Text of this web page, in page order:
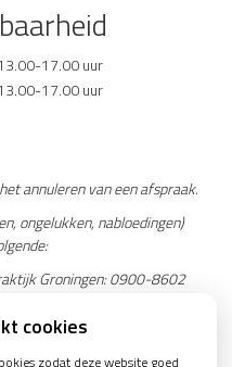
17.00 uur
17.00 uur
annuleren van een afspraak.
ongelukken, nabloedingen)
Groningen: 0900-8602
cookies
zodat deze website goed